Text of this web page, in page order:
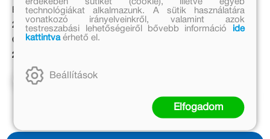
Eredeti ár:
2 999 Ft
Online ár:
2 459 Ft
Kosárba
Kormos István
Eredeti ár:
technológiákat alkalmazunk. A sütik használatára
vonatkozó irányelveinkről, valamint azok
testreszabási lehetőségeiről bővebb információ
ide
kattintvaérhető el.
Beállítások
Elfogadom